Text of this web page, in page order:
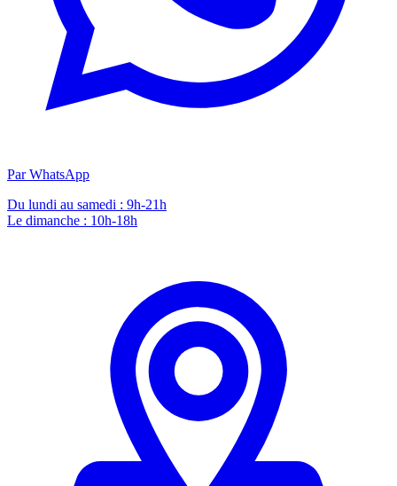
Par WhatsApp
Du lundi au samedi : 9h-21h
Le dimanche : 10h-18h